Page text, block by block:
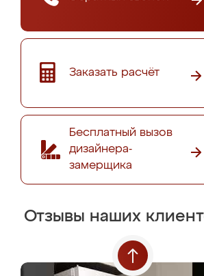
Заказать расчёт
Бесплатный вызов
дизайнера-
замерщика
Отзывы наших